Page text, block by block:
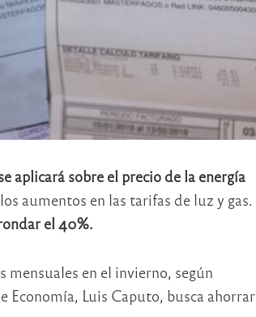
aplicará sobre el precio de la energía
aumentos en las tarifas de luz y gas.
el 40%.
en el invierno, según
Economía, Luis Caputo, busca ahorrar